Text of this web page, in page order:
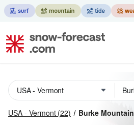
USA - Vermont (22) Burke Mountain